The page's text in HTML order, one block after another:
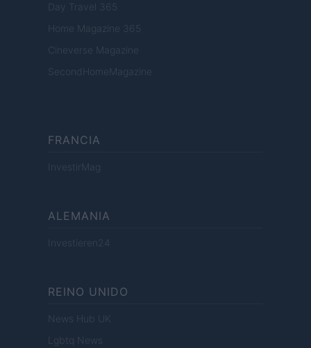
Day Travel 365
Home Magazine 365
Cineverse Magazine
SecondHomeMagazine
FRANCIA
InvestirMag
ALEMANIA
Investieren24
REINO UNIDO
News Hub UK
Lgbtq News